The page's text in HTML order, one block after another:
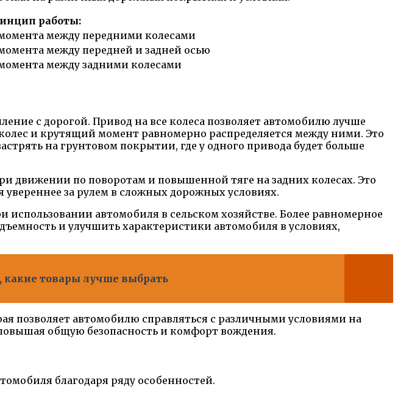
работы:
между передними колесами
между передней и задней осью
между задними колесами
с дорогой. Привод на все колеса позволяет автомобилю лучше
и крутящий момент равномерно распределяется между ними. Это
на грунтовом покрытии, где у одного привода будет больше
движении по поворотам и повышенной тяге на задних колесах. Это
увереннее за рулем в сложных дорожных условиях.
автомобиля в сельском хозяйстве. Более равномерное
и улучшить характеристики автомобиля в условиях,
какие товары лучше выбрать
позволяет автомобилю справляться с различными условиями на
общую безопасность и комфорт вождения.
благодаря ряду особенностей.